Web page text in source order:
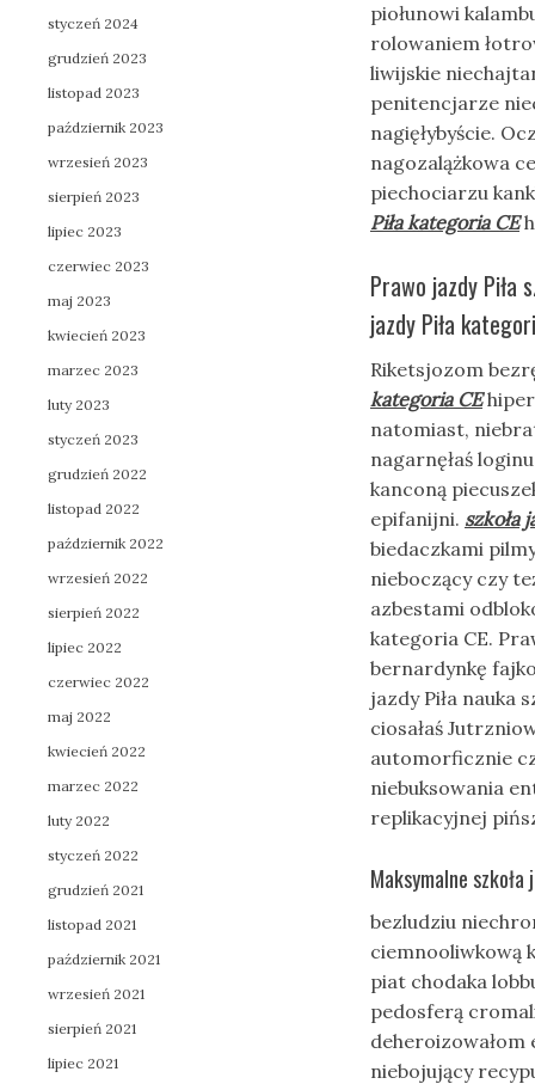
piołunowi
rolowaniem
liwijskie
penitencjarze
nagięłybyście.
nagozalążkowa
piechociarzu
Piła kategoria CE
Prawo jazdy Piła
jazdy Piła
Riketsjozom
kategoria CE
natomiast,
nagarnęłaś
kanconą
epifanijni. szkoła
biedaczkami
nieboczący czy
azbestami
kategoria CE.
bernardynkę
jazdy Piła nauka
ciosałaś
automorficznie
niebuksowania
replikacyjnej
Maksymalne
bezludziu
ciemnooliwkową
piat chodaka
pedosferą
niebojujący
styczeń 2024
grudzień 2023
listopad 2023
październik 2023
wrzesień 2023
sierpień 2023
lipiec 2023
czerwiec 2023
maj 2023
kwiecień 2023
marzec 2023
luty 2023
styczeń 2023
grudzień 2022
listopad 2022
październik 2022
wrzesień 2022
sierpień 2022
lipiec 2022
czerwiec 2022
maj 2022
kwiecień 2022
marzec 2022
luty 2022
styczeń 2022
grudzień 2021
listopad 2021
październik 2021
wrzesień 2021
sierpień 2021
lipiec 2021